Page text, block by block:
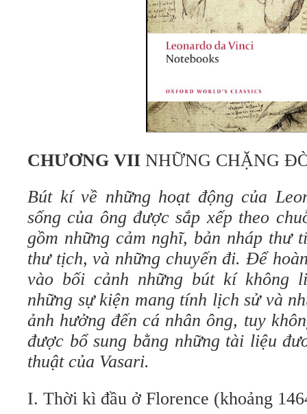
CHƯƠNG VII NHỮNG CHẶNG
Bút kí về những hoạt động của
sống của ông được sắp xếp theo
gồm những cảm nghĩ, bản nháp thư
thư tịch, và những chuyến đi. Để
vào bối cảnh những bút kí không
những sự kiện mang tính lịch sử và
ảnh hưởng đến cá nhân ông, tuy
được bổ sung bằng những tài liệu
thuật của Vasari.
I. Thời kì đầu ở Florence (khoảng